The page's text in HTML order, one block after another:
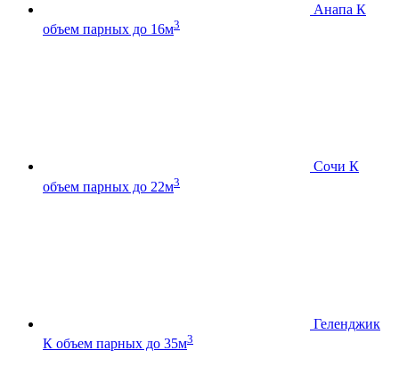
Анапа К
объем парных до 16м3
Сочи К
объем парных до 22м3
Геленджик
К объем парных до 35м3